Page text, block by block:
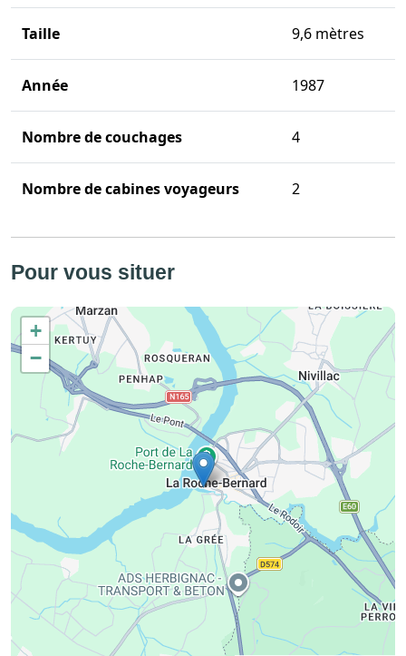
Taille 9,6 mètres
Année 1987
Nombre de couchages 4
Nombre de cabines voyageurs 2
Pour vous situer
+
−